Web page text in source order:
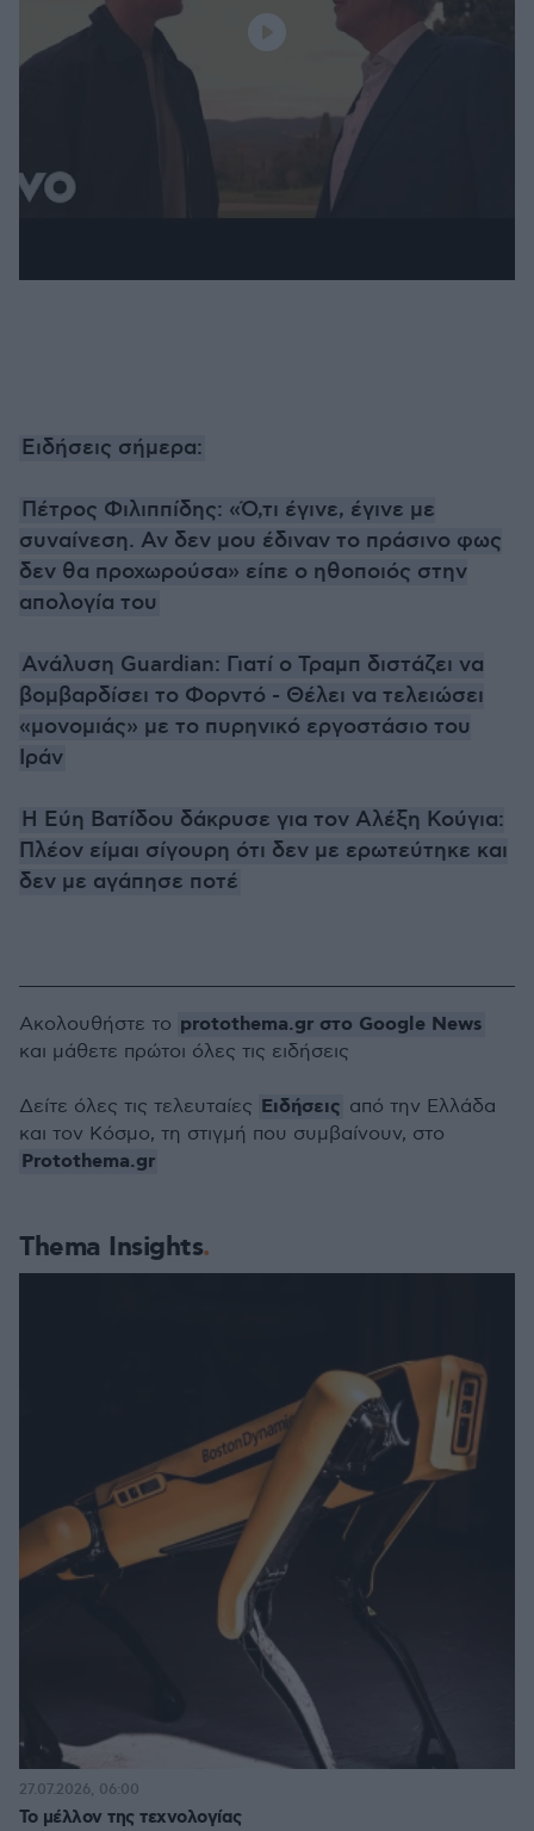
Ειδήσεις σήμερα:
Πέτρος Φιλιππίδης: «Ό,τι έγινε, έγινε με
συναίνεση. Αν δεν μου έδιναν το πράσινο φως
δεν θα προχωρούσα» είπε ο ηθοποιός στην
απολογία του
Ανάλυση Guardian: Γιατί ο Τραμπ διστάζει να
βομβαρδίσει το Φορντό - Θέλει να τελειώσει
«μονομιάς» με το πυρηνικό εργοστάσιο του
Ιράν
Η Εύη Βατίδου δάκρυσε για τον Αλέξη Κούγια:
Πλέον είμαι σίγουρη ότι δεν με ερωτεύτηκε και
δεν με αγάπησε ποτέ
Thema Insights
Το μέλλον της τεχνολογίας
27.07.2026, 06:00
Ακολουθήστε το protothema.gr στο Google News
και μάθετε πρώτοι όλες τις ειδήσεις
Δείτε όλες τις τελευταίες Ειδήσεις από την Ελλάδα
και τον Κόσμο, τη στιγμή που συμβαίνουν, στο
Protothema.gr